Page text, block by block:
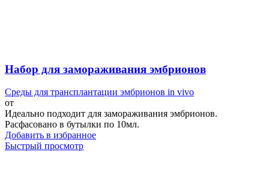
Набор для замораживания эмбрионов
Среды для трансплантации эмбрионов in vivo
от
Идеально подходит для замораживания эмбрионов.
Расфасовано в бутылки по 10мл.
Добавить в избранное
Быстрый просмотр